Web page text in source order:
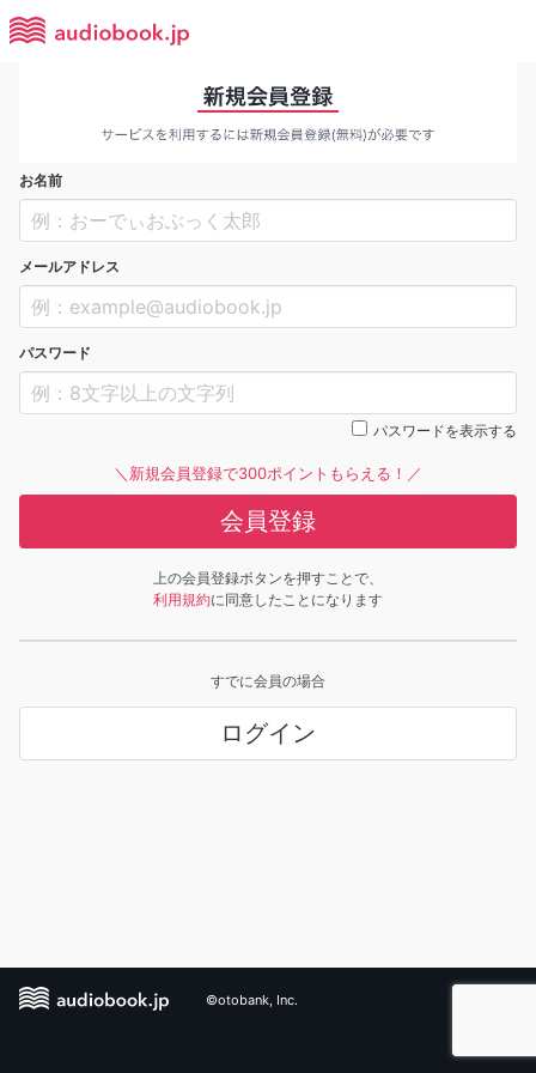
お名前
メールアドレス
パスワード
パスワードを表示する
＼新規会員登録で300ポイントもらえる！／
会員登録
上の会員登録ボタンを押すことで、
利用規約に同意したことになります
すでに会員の場合
ログイン
©otobank, Inc.